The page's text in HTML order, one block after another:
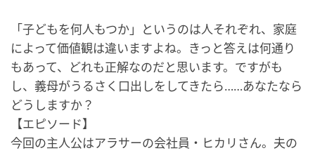
「子どもを何人もつか」というのは人それぞれ、家庭
によって価値観は違いますよね。きっと答えは何通り
もあって、どれも正解なのだと思います。ですがも
し、義母がうるさく口出しをしてきたら……あなたなら
どうしますか？
【エピソード】
今回の主人公はアラサーの会社員・ヒカリさん。夫の